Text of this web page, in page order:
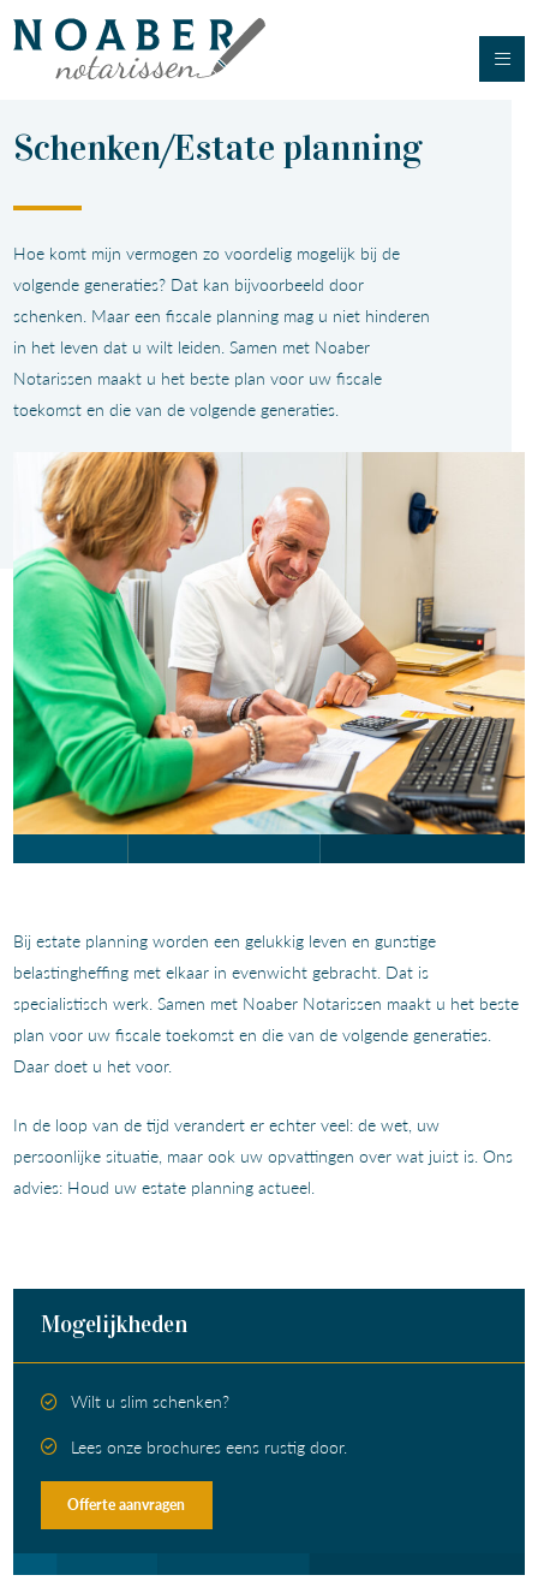
Schenken/Estate planning
Hoe komt mijn vermogen zo voordelig mogelijk bij de
volgende generaties? Dat kan bijvoorbeeld door
schenken. Maar een fiscale planning mag u niet hinderen
in het leven dat u wilt leiden. Samen met Noaber
Notarissen maakt u het beste plan voor uw fiscale
toekomst en die van de volgende generaties.
Bij estate planning worden een gelukkig leven en gunstige
belastingheffing met elkaar in evenwicht gebracht. Dat is
specialistisch werk. Samen met Noaber Notarissen maakt u het beste
plan voor uw fiscale toekomst en die van de volgende generaties.
Daar doet u het voor.
In de loop van de tijd verandert er echter veel: de wet, uw
persoonlijke situatie, maar ook uw opvattingen over wat juist is. Ons
advies: Houd uw estate planning actueel.
Mogelijkheden
Wilt u slim schenken?
Lees onze brochures eens rustig door.
Offerte aanvragen